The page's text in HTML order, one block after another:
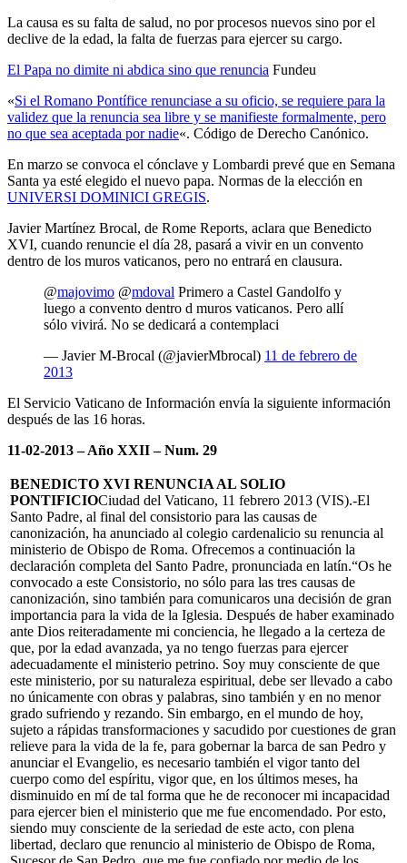
La causa es su falta de salud, no por procesos nuevos sino por el
declive de la edad, la falta de fuerzas para ejercer su cargo.
El Papa no dimite ni abdica sino que renuncia Fundeu
«Si el Romano Pontífice renunciase a su oficio, se requiere para la
validez que la renuncia sea libre y se manifieste formalmente, pero
no que sea aceptada por nadie«. Código de Derecho Canónico.
En marzo se convoca el cónclave y Lombardi prevé que en Semana
Santa ya esté elegido el nuevo papa. Normas de la elección en
UNIVERSI DOMINICI GREGIS.
Javier Martínez Brocal, de Rome Reports, aclara que Benedicto
XVI, cuando renuncie el día 28, pasará a vivir en un convento
dentro de los muros vaticanos, pero no entrará en clausura.
@majovimo @mdoval Primero a Castel Gandolfo y
luego a convento dentro d muros vaticanos. Pero allí
sólo vivirá. No se dedicará a contemplaci
— Javier M-Brocal (@javierMbrocal) 11 de febrero de
2013
El Servicio Vaticano de Información envía la siguiente información
después de las 16 horas.
11-02-2013 –Año XXII – Num. 29
BENEDICTO XVI RENUNCIA AL SOLIO
PONTIFICIOCiudad del Vaticano, 11 febrero 2013 (VIS).-El
Santo Padre, al final del consistorio para las causas de
canonización, ha anunciado al colegio cardenalicio su renuncia al
ministerio de Obispo de Roma. Ofrecemos a continuación la
declaración completa del Santo Padre, pronunciada en latín.“Os he
convocado a este Consistorio, no sólo para las tres causas de
canonización, sino también para comunicaros una decisión de gran
importancia para la vida de la Iglesia. Después de haber examinado
ante Dios reiteradamente mi conciencia, he llegado a la certeza de
que, por la edad avanzada, ya no tengo fuerzas para ejercer
adecuadamente el ministerio petrino. Soy muy consciente de que
este ministerio, por su naturaleza espiritual, debe ser llevado a cabo
no únicamente con obras y palabras, sino también y en no menor
grado sufriendo y rezando. Sin embargo, en el mundo de hoy,
sujeto a rápidas transformaciones y sacudido por cuestiones de gran
relieve para la vida de la fe, para gobernar la barca de san Pedro y
anunciar el Evangelio, es necesario también el vigor tanto del
cuerpo como del espíritu, vigor que, en los últimos meses, ha
disminuido en mí de tal forma que he de reconocer mi incapacidad
para ejercer bien el ministerio que me fue encomendado. Por esto,
siendo muy consciente de la seriedad de este acto, con plena
libertad, declaro que renuncio al ministerio de Obispo de Roma,